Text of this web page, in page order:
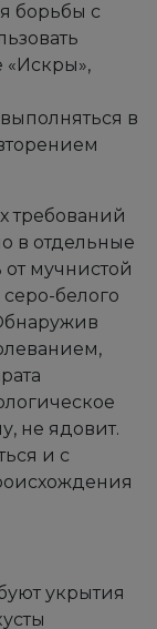
борьбы с
в
требований
в отдельные
мучнистой
белого
не ядовит.
и с
укрытия